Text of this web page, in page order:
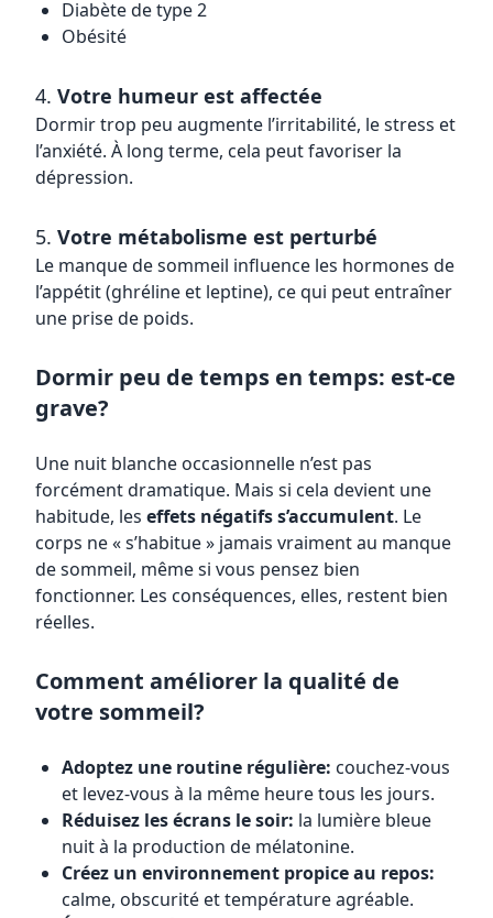
Diabète de type 2
Obésité
4. Votre humeur est affectée
Dormir trop peu augmente l’irritabilité, le stress et
l’anxiété. À long terme, cela peut favoriser la
dépression.
5. Votre métabolisme est perturbé
Le manque de sommeil influence les hormones de
l’appétit (ghréline et leptine), ce qui peut entraîner
une prise de poids.
Dormir peu de temps en temps: est-ce
grave?
Une nuit blanche occasionnelle n’est pas
forcément dramatique. Mais si cela devient une
habitude, les effets négatifs s’accumulent. Le
corps ne « s’habitue » jamais vraiment au manque
de sommeil, même si vous pensez bien
fonctionner. Les conséquences, elles, restent bien
réelles.
Comment améliorer la qualité de
votre sommeil?
Adoptez une routine régulière: couchez-vous
et levez-vous à la même heure tous les jours.
Réduisez les écrans le soir: la lumière bleue
nuit à la production de mélatonine.
Créez un environnement propice au repos:
calme, obscurité et température agréable.